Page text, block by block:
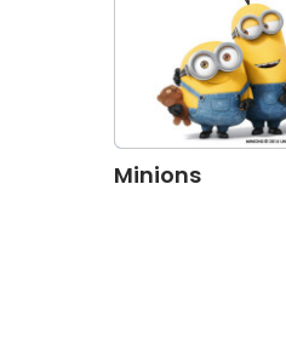
Minions